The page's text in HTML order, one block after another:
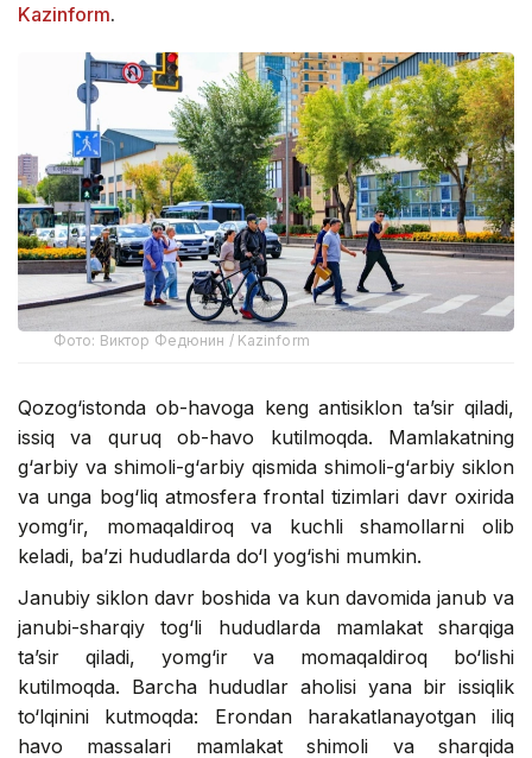
Kazinform.
Фото: Виктор Федюнин / Kazinform
Qozog‘istonda ob-havoga keng antisiklon ta’sir qiladi,
issiq va quruq ob-havo kutilmoqda. Mamlakatning
g‘arbiy va shimoli-g‘arbiy qismida shimoli-g‘arbiy siklon
va unga bog‘liq atmosfera frontal tizimlari davr oxirida
yomg‘ir, momaqaldiroq va kuchli shamollarni olib
keladi, ba’zi hududlarda do‘l yog‘ishi mumkin.
Janubiy siklon davr boshida va kun davomida janub va
janubi-sharqiy tog‘li hududlarda mamlakat sharqiga
ta’sir qiladi, yomg‘ir va momaqaldiroq bo‘lishi
kutilmoqda. Barcha hududlar aholisi yana bir issiqlik
to‘lqinini kutmoqda: Erondan harakatlanayotgan iliq
havo massalari mamlakat shimoli va sharqida